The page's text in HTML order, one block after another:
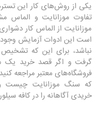
یکی از روش‌های کار این
تفاوت موزانایت و
موزانایت از الماس کار
است این ادوات آزمایش وجود
نباشد، برای این که تشخیص
گرفت و اگر قصد خرید یک
فروشگاه‌های معتبر مراجعه
که سنگ موزانایت چیست و
خریدی آگاهانه را در کافه